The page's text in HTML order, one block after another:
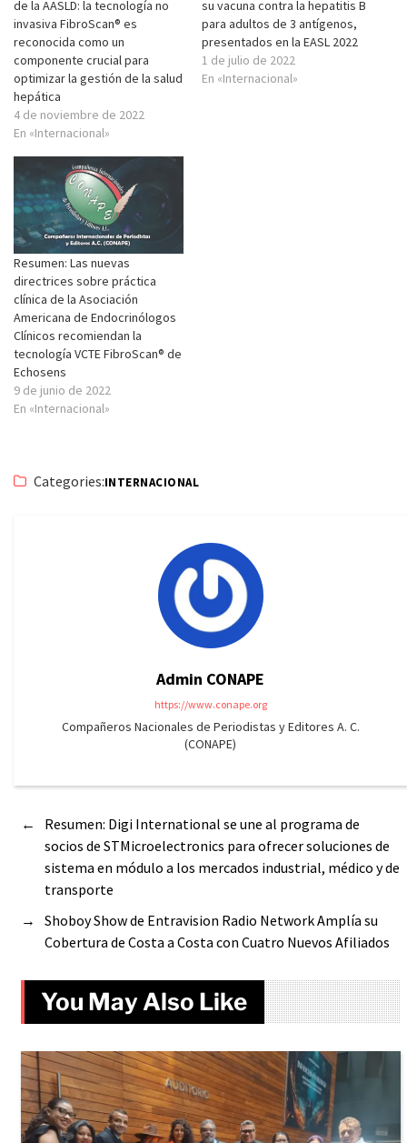
de la AASLD: la tecnología no
invasiva FibroScan® es
reconocida como un
componente crucial para
optimizar la gestión de la salud
hepática
4 de noviembre de 2022
En «Internacional»
su vacuna contra la hepatitis B
para adultos de 3 antígenos,
presentados en la EASL 2022
1 de julio de 2022
En «Internacional»
Resumen: Las nuevas
directrices sobre práctica
clínica de la Asociación
Americana de Endocrinólogos
Clínicos recomiendan la
tecnología VCTE FibroScan® de
Echosens
9 de junio de 2022
En «Internacional»
Categories:INTERNACIONAL
Admin CONAPE
https://www.conape.org
Compañeros Nacionales de Periodistas y Editores A. C.
(CONAPE)
←
Resumen: Digi International se une al programa de
socios de STMicroelectronics para ofrecer soluciones de
sistema en módulo a los mercados industrial, médico y de
transporte
→
Shoboy Show de Entravision Radio Network Amplía su
Cobertura de Costa a Costa con Cuatro Nuevos Afiliados
You May Also Like